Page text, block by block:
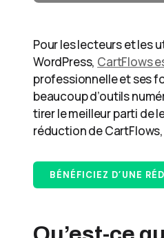
Pour les lecteurs et les
WordPress, CartFlows
professionnelle et ses
beaucoup d’outils
tirer le meilleur parti de
réduction de
BÉNÉFICIEZ D’UNE